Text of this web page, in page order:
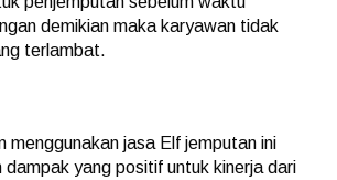
demikian maka karyawan tidak
terlambat.
menggunakan jasa Elf jemputan ini
dampak yang positif untuk kinerja dari